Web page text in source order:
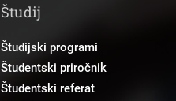
Študij
Študijski programi
Študentski priročnik
Študentski referat